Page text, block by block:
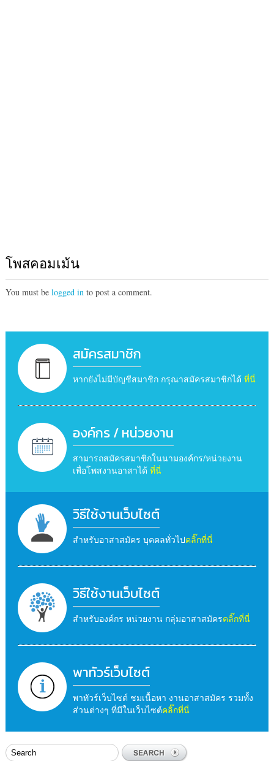
โพสคอมเม้น
You must be logged into post a comment.
สมัครสมาชิก
หากยังไม่มีบัญชีสมาชิก กรุณาสมัครสมาชิกได้ ที่นี่
องค์กร / หน่วยงาน
สามารถสมัครสมาชิกในนามองค์กร/หน่วยงาน
เพื่อโพสงานอาสาได้ ที่นี่
วิธีใช้งานเว็บไซต์
สำหรับอาสาสมัคร บุคคลทั่วไปคลิ๊กที่นี่
วิธีใช้งานเว็บไซต์
สำหรับองค์กร หน่วยงาน กลุ่มอาสาสมัครคลิ๊กที่นี่
พาทัวร์เว็บไซต์
พาทัวร์เว็บไซต์ ชมเนื้อหา งานอาสาสมัคร รวมทั้ง
ส่วนต่างๆ ที่มีในเว็บไซต์คลิ๊กที่นี่